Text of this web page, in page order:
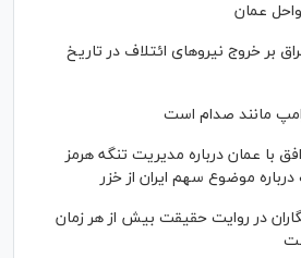
عمان
بر خروج نیروهای ائتلاف در تاریخ
مانند صدام است
با عمان درباره مدیریت تنگه هرمز
موضوع سهم ایران از خزر
در روایت حقیقت بیش از هر زمان